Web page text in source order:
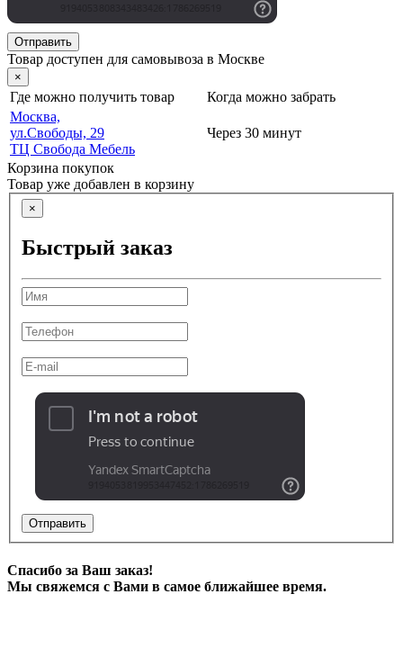
Отправить
Товар доступен для самовывоза в Москве
×
Где можно получить товар
Когда можно забрать
Москва,
ул.Свободы, 29
ТЦ Свобода Мебель
Через 30 минут
Корзина покупок
Товар уже добавлен в корзину
×
Быстрый заказ
Отправить
Спасибо за Ваш заказ!
Мы свяжемся с Вами в самое ближайшее время.